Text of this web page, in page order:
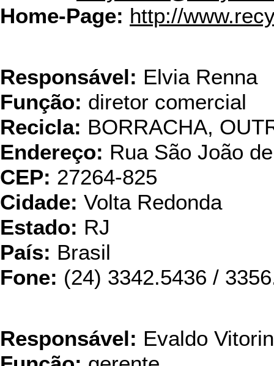
Home-Page: http://
Responsável: Elvia Renna
Função: diretor comercial
Recicla: BORRACHA,
Endereço: Rua São João
CEP: 27264-825
Cidade: Volta Redonda
Estado: RJ
País: Brasil
Fone: (24) 3342.5436 /
Responsável: Evaldo